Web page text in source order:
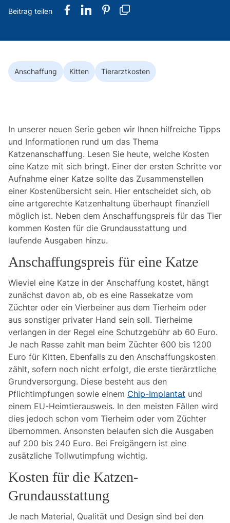
Anschaffung Kitten Tierarztkosten
In unserer neuen Serie geben wir Ihnen hilfreiche Tipps
und Informationen rund um das Thema
Katzenanschaffung. Lesen Sie heute, welche Kosten
eine Katze mit sich bringt. Einer der ersten Schritte vor
Aufnahme einer Katze sollte das Zusammenstellen
einer Kostenübersicht sein. Hier entscheidet sich, ob
eine artgerechte Katzenhaltung überhaupt finanziell
möglich ist. Neben dem Anschaffungspreis für das Tier
kommen Kosten für die Grundausstattung und
laufende Ausgaben hinzu.
Anschaffungspreis für eine Katze
Wieviel eine Katze in der Anschaffung kostet, hängt
zunächst davon ab, ob es eine Rassekatze vom
Züchter oder ein Vierbeiner aus dem Tierheim oder
aus sonstiger privater Hand sein soll. Tierheime
verlangen in der Regel eine Schutzgebühr ab 60 Euro.
Je nach Rasse zahlt man beim Züchter 600 bis 1200
Euro für Kitten. Ebenfalls zu den Anschaffungskosten
zählt, sofern noch nicht erfolgt, die erste tierärztliche
Grundversorgung. Diese besteht aus den
Pflichtimpfungen sowie einem Chip-Implantat und
einem EU-Heimtierausweis. In den meisten Fällen wird
dies jedoch schon vom Tierheim oder vom Züchter
übernommen. Ansonsten belaufen sich die Ausgaben
auf 200 bis 240 Euro. Bei Freigängern ist eine
zusätzliche Tollwutimpfung wichtig.
Kosten für die Katzen-
Grundausstattung
Je nach Material, Qualität und Design sind bei den